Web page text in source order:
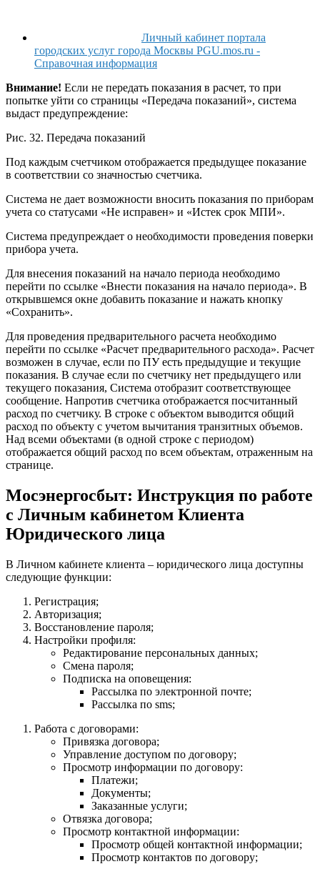
Личный кабинет портала
городских услуг города Москвы PGU.mos.ru -
Справочная информация
Внимание! Если не передать показания в расчет, то при
попытке уйти со страницы «Передача показаний», система
выдаст предупреждение:
Рис. 32. Передача показаний
Под каждым счетчиком отображается предыдущее показание
в соответствии со значностью счетчика.
Система не дает возможности вносить показания по приборам
учета со статусами «Не исправен» и «Истек срок МПИ».
Система предупреждает о необходимости проведения поверки
прибора учета.
Для внесения показаний на начало периода необходимо
перейти по ссылке «Внести показания на начало периода». В
открывшемся окне добавить показание и нажать кнопку
«Сохранить».
Для проведения предварительного расчета необходимо
перейти по ссылке «Расчет предварительного расхода». Расчет
возможен в случае, если по ПУ есть предыдущие и текущие
показания. В случае если по счетчику нет предыдущего или
текущего показания, Система отобразит соответствующее
сообщение. Напротив счетчика отображается посчитанный
расход по счетчику. В строке с объектом выводится общий
расход по объекту с учетом вычитания транзитных объемов.
Над всеми объектами (в одной строке с периодом)
отображается общий расход по всем объектам, отраженным на
странице.
Мосэнергосбыт: Инструкция по работе
с Личным кабинетом Клиента
Юридического лица
В Личном кабинете клиента – юридического лица доступны
следующие функции:
Регистрация;
Авторизация;
Восстановление пароля;
Настройки профиля:
Редактирование персональных данных;
Смена пароля;
Подписка на оповещения:
Рассылка по электронной почте;
Рассылка по sms;
Работа с договорами:
Привязка договора;
Управление доступом по договору;
Просмотр информации по договору:
Платежи;
Документы;
Заказанные услуги;
Отвязка договора;
Просмотр контактной информации:
Просмотр общей контактной информации;
Просмотр контактов по договору;